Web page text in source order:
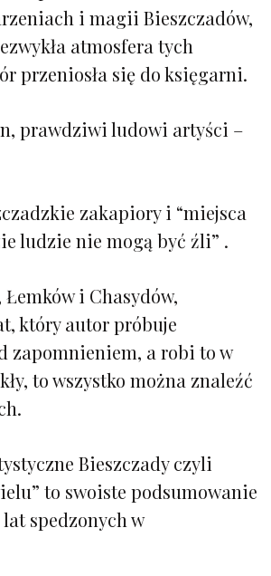
i magii Bieszczadów,
atmosfera tych
przeniosła się do księgarni.
prawdziwi ludowi artyści –
zakapiory i “miejsca
ludzie nie mogą być źli” .
i Chasydów,
który autor próbuje
zapomnieniem, a robi to w
to wszystko można znaleźć
Bieszczady czyli
to swoiste podsumowanie
spedzonych w